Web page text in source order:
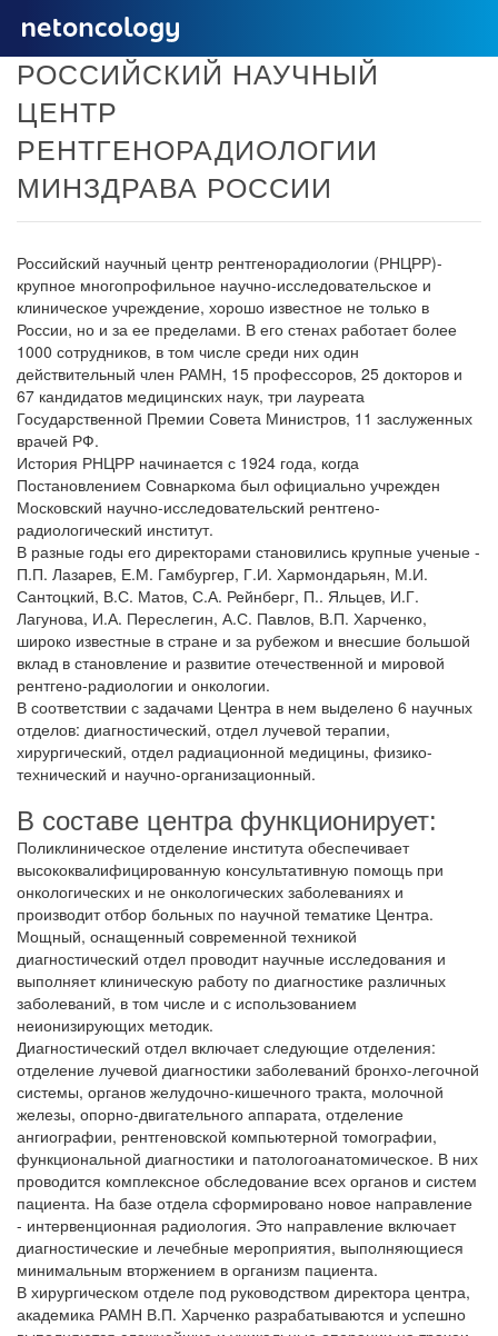
РОССИЙСКИЙ НАУЧНЫЙ
ЦЕНТР
РЕНТГЕНОРАДИОЛОГИИ
МИНЗДРАВА РОССИИ
Российский научный центр рентгенорадиологии (РНЦРР)-
крупное многопрофильное научно-исследовательское и
клиническое учреждение, хорошо известное не только в
России, но и за ее пределами. В его стенах работает более
1000 сотрудников, в том числе среди них один
действительный член РАМН, 15 профессоров, 25 докторов и
67 кандидатов медицинских наук, три лауреата
Государственной Премии Совета Министров, 11 заслуженных
врачей РФ.
История РНЦРР начинается с 1924 года, когда
Постановлением Совнаркома был официально учрежден
Московский научно-исследовательский рентгено-
радиологический институт.
В разные годы его директорами становились крупные ученые -
П.П. Лазарев, Е.М. Гамбургер, Г.И. Хармондарьян, М.И.
Сантоцкий, В.С. Матов, С.А. Рейнберг, П.. Яльцев, И.Г.
Лагунова, И.А. Переслегин, А.С. Павлов, В.П. Харченко,
широко известные в стране и за рубежом и внесшие большой
вклад в становление и развитие отечественной и мировой
рентгено-радиологии и онкологии.
В соответствии с задачами Центра в нем выделено 6 научных
отделов: диагностический, отдел лучевой терапии,
хирургический, отдел радиационной медицины, физико-
технический и научно-организационный.
В составе центра функционирует:
Поликлиническое отделение института обеспечивает
высококвалифицированную консультативную помощь при
онкологических и не онкологических заболеваниях и
производит отбор больных по научной тематике Центра.
Мощный, оснащенный современной техникой
диагностический отдел проводит научные исследования и
выполняет клиническую работу по диагностике различных
заболеваний, в том числе и с использованием
неионизирующих методик.
Диагностический отдел включает следующие отделения:
отделение лучевой диагностики заболеваний бронхо-легочной
системы, органов желудочно-кишечного тракта, молочной
железы, опорно-двигательного аппарата, отделение
ангиографии, рентгеновской компьютерной томографии,
функциональной диагностики и патологоанатомическое. В них
проводится комплексное обследование всех органов и систем
пациента. На базе отдела сформировано новое направление
- интервенционная радиология. Это направление включает
диагностические и лечебные мероприятия, выполняющиеся
минимальным вторжением в организм пациента.
В хирургическом отделе под руководством директора центра,
академика РАМН В.П. Харченко разрабатываются и успешно